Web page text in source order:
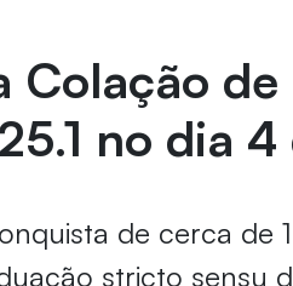
Colação
no dia
de cerca de
stricto sensu